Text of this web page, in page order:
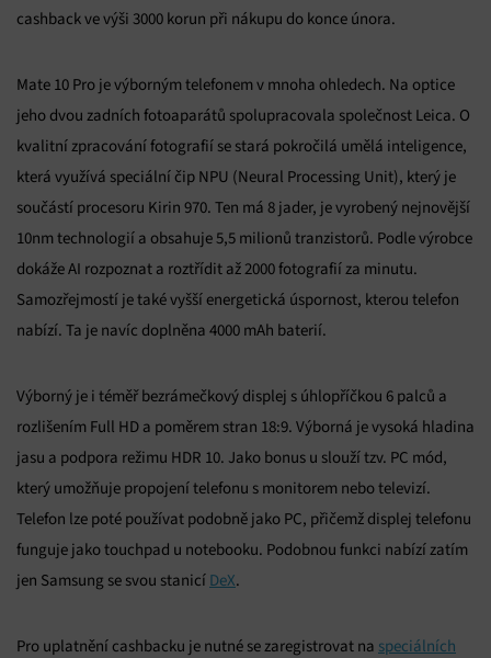
cashback ve výši 3000 korun při nákupu do konce února.
Mate 10 Pro je výborným telefonem v mnoha ohledech. Na optice
jeho dvou zadních fotoaparátů spolupracovala společnost Leica. O
kvalitní zpracování fotografií se stará pokročilá umělá inteligence,
která využívá speciální čip NPU (Neural Processing Unit), který je
součástí procesoru Kirin 970. Ten má 8 jader, je vyrobený nejnovější
10nm technologií a obsahuje 5,5 milionů tranzistorů. Podle výrobce
dokáže AI rozpoznat a roztřídit až 2000 fotografií za minutu.
Samozřejmostí je také vyšší energetická úspornost, kterou telefon
nabízí. Ta je navíc doplněna 4000 mAh baterií.
Výborný je i téměř bezrámečkový displej s úhlopříčkou 6 palců a
rozlišením Full HD a poměrem stran 18:9. Výborná je vysoká hladina
jasu a podpora režimu HDR 10. Jako bonus u slouží tzv. PC mód,
který umožňuje propojení telefonu s monitorem nebo televizí.
Telefon lze poté používat podobně jako PC, přičemž displej telefonu
funguje jako touchpad u notebooku. Podobnou funkci nabízí zatím
jen Samsung se svou stanicí DeX.
Pro uplatnění cashbacku je nutné se zaregistrovat na speciálních